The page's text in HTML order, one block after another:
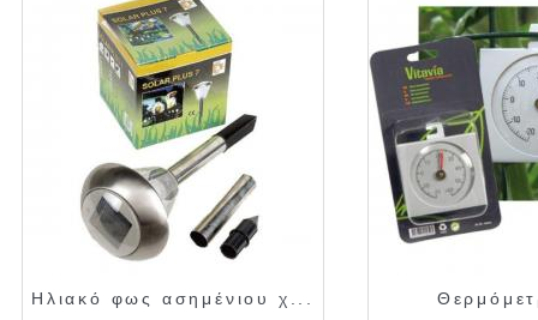
Ηλιακό φως ασημένιου χ...